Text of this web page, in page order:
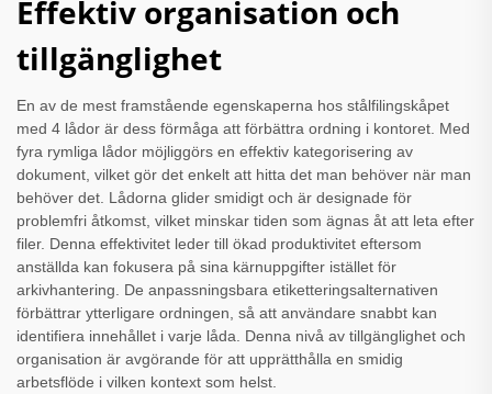
Effektiv organisation och
tillgänglighet
En av de mest framstående egenskaperna hos stålfilingskåpet
med 4 lådor är dess förmåga att förbättra ordning i kontoret. Med
fyra rymliga lådor möjliggörs en effektiv kategorisering av
dokument, vilket gör det enkelt att hitta det man behöver när man
behöver det. Lådorna glider smidigt och är designade för
problemfri åtkomst, vilket minskar tiden som ägnas åt att leta efter
filer. Denna effektivitet leder till ökad produktivitet eftersom
anställda kan fokusera på sina kärnuppgifter istället för
arkivhantering. De anpassningsbara etiketteringsalternativen
förbättrar ytterligare ordningen, så att användare snabbt kan
identifiera innehållet i varje låda. Denna nivå av tillgänglighet och
organisation är avgörande för att upprätthålla en smidig
arbetsflöde i vilken kontext som helst.